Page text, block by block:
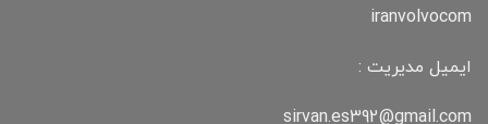
iranvolvocom
ایمیل مدیریت :
sirvan.es392@gmail.com